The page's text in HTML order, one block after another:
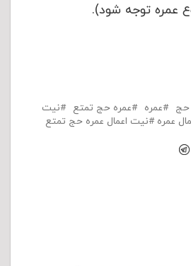
عمره توجه شود).
حج عمره عمره حج تمتع
نیت
عمره نیت اعمال عمره حج تمتع